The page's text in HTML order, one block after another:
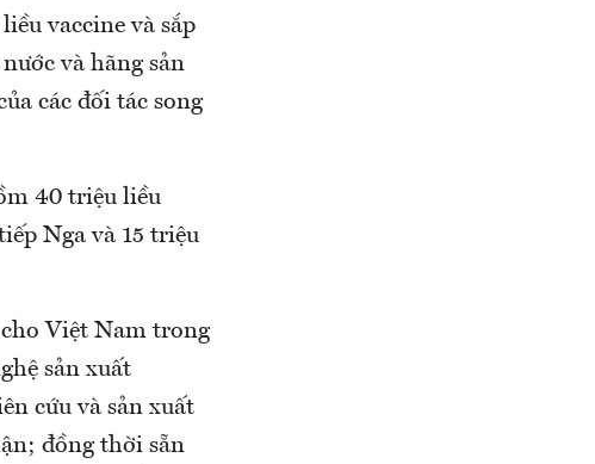
vaccine và sắp
và hãng sản
các đối tác song
40 triệu liều
Nga và 15 triệu
Việt Nam trong
sản xuất
cứu và sản xuất
đồng thời sẵn